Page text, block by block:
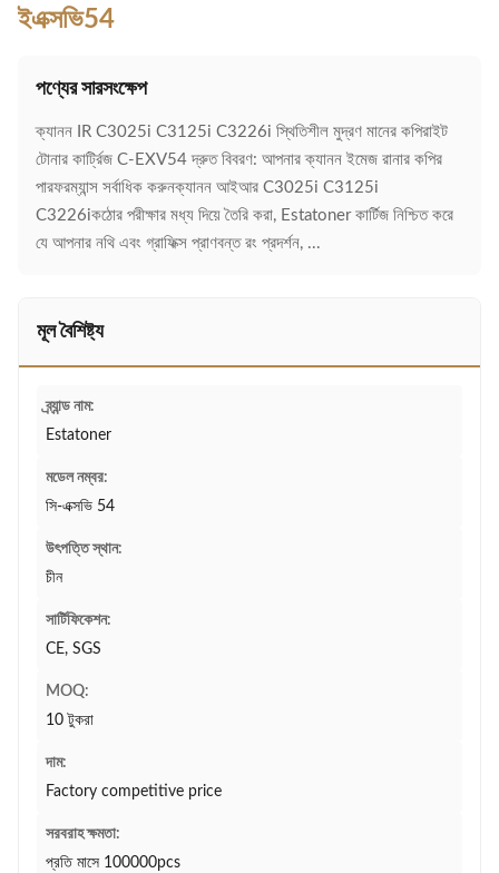
ইএক্সভি54
পণ্যের সারসংক্ষেপ
ক্যানন IR C3025i C3125i C3226i স্থিতিশীল মুদ্রণ মানের কপিরাইট
টোনার কার্ট্রিজ C-EXV54 দ্রুত বিবরণ: আপনার ক্যানন ইমেজ রানার কপির
পারফরম্যান্স সর্বাধিক করুনক্যানন আইআর C3025i C3125i
C3226iকঠোর পরীক্ষার মধ্য দিয়ে তৈরি করা, Estatoner কার্টিজ নিশ্চিত করে
যে আপনার নথি এবং গ্রাফিক্স প্রাণবন্ত রং প্রদর্শন, ...
মূল বৈশিষ্ট্য
ব্র্যান্ড নাম:
Estatoner
মডেল নম্বর:
সি-এক্সভি 54
উৎপত্তি স্থান:
চীন
সার্টিফিকেশন:
CE, SGS
MOQ:
10 টুকরা
দাম:
Factory competitive price
সরবরাহ ক্ষমতা:
প্রতি মাসে 100000pcs